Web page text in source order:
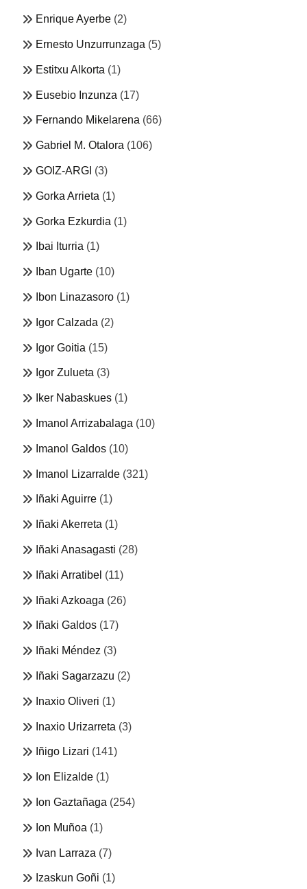
Enrique Ayerbe (2)
Ernesto Unzurrunzaga (5)
Estitxu Alkorta (1)
Eusebio Inzunza (17)
Fernando Mikelarena (66)
Gabriel M. Otalora (106)
GOIZ-ARGI (3)
Gorka Arrieta (1)
Gorka Ezkurdia (1)
Ibai Iturria (1)
Iban Ugarte (10)
Ibon Linazasoro (1)
Igor Calzada (2)
Igor Goitia (15)
Igor Zulueta (3)
Iker Nabaskues (1)
Imanol Arrizabalaga (10)
Imanol Galdos (10)
Imanol Lizarralde (321)
Iñaki Aguirre (1)
Iñaki Akerreta (1)
Iñaki Anasagasti (28)
Iñaki Arratibel (11)
Iñaki Azkoaga (26)
Iñaki Galdos (17)
Iñaki Méndez (3)
Iñaki Sagarzazu (2)
Inaxio Oliveri (1)
Inaxio Urizarreta (3)
Iñigo Lizari (141)
Ion Elizalde (1)
Ion Gaztañaga (254)
Ion Muñoa (1)
Ivan Larraza (7)
Izaskun Goñi (1)